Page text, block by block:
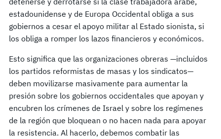
estadounidense y de Europa Occidental obliga a sus
gobiernos a cesar el apoyo militar al Estado sionista, si
los obliga a romper los lazos financieros y económicos.
Esto significa que las organizaciones obreras —incluidos
los partidos reformistas de masas y los sindicatos—
deben movilizarse masivamente para aumentar la
presión sobre los gobiernos occidentales que apoyan y
encubren los crímenes de Israel y sobre los regímenes
de la región que bloquean o no hacen nada para apoyar
la resistencia. Al hacerlo, debemos combatir las